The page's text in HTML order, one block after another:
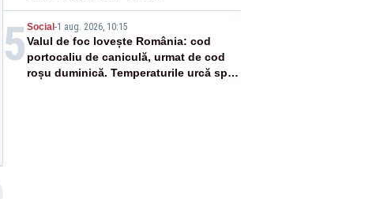
5 Social -1 aug. 2026, 10:15
Valul de foc lovește România: cod
portocaliu de caniculă, urmat de cod
roșu duminică. Temperaturile urcă spre